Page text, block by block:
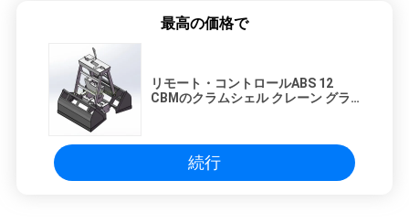
最高の価格で
リモート・コントロールABS 12
CBMのクラムシェル クレーン グラ
続行